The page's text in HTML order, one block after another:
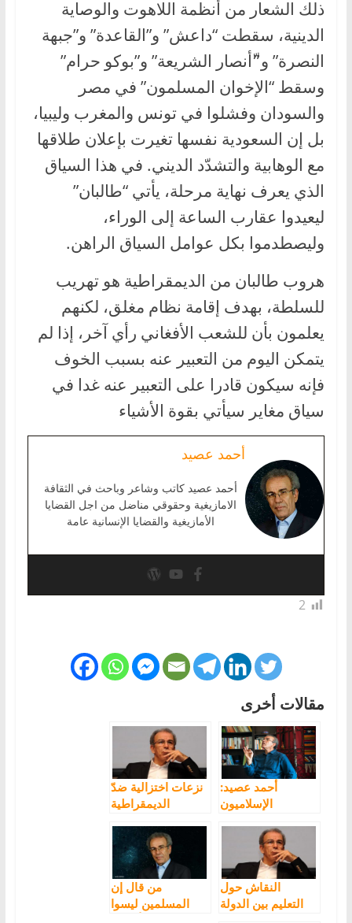
ذلك الشعار من أنظمة اللاهوت والوصاية
الدينية، سقطت “داعش” و”القاعدة” و”جبهة
النصرة” و”ّأنصار الشريعة” و”بوكو حرام”
وسقط “الإخوان المسلمون” في مصر
والسودان وفشلوا في تونس والمغرب وليبيا،
بل إن السعودية نفسها تغيرت بإعلان طلاقها
مع الوهابية والتشدّد الديني. في هذا السياق
الذي يعرف نهاية مرحلة، يأتي “طالبان”
ليعيدوا عقارب الساعة إلى الوراء،
وليصطدموا بكل عوامل السياق الراهن.
هروب طالبان من الديمقراطية هو تهريب
للسلطة، بهدف إقامة نظام مغلق، لكنهم
يعلمون بأن للشعب الأفغاني رأي آخر، إذا لم
يتمكن اليوم من التعبير عنه بسبب الخوف
فإنه سيكون قادرا على التعبير عنه غدا في
سياق مغاير سيأتي بقوة الأشياء
أحمد عصيد
أحمد عصيد كاتب وشاعر وباحث في الثقافة
الامازيغية وحقوقي مناضل من اجل القضايا
الأمازيغية والقضايا الإنسانية عامة
2
مقالات أخرى
أحمد عصيد:
الإسلاميون
ضدّ الديمقراطية
نزعات اختزالية ضدّ
الديمقراطية
النقاش حول
التعليم بين الدولة
من قال إن
المسلمين ليسوا